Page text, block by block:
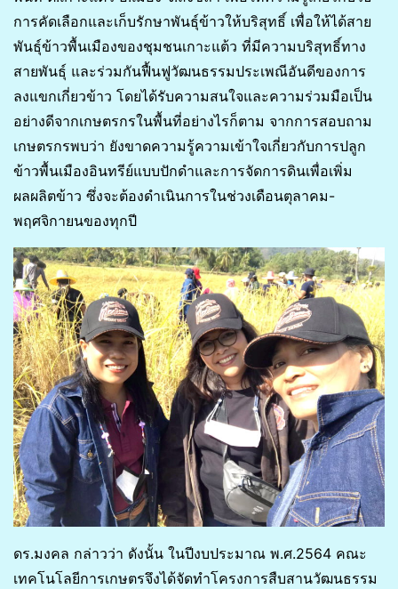
การคัดเลือกและเก็บรักษาพันธุ์ข้าวให้บริสุทธิ์ เพื่อให้ได้สาย
พันธุ์ข้าวพื้นเมืองของชุมชนเกาะแต้ว ที่มีความบริสุทธิ์ทาง
สายพันธุ์ และร่วมกันฟื้นฟูวัฒนธรรมประเพณีอันดีของการ
ลงแขกเกี่ยวข้าว โดยได้รับความสนใจและความร่วมมือเป็น
อย่างดีจากเกษตรกรในพื้นที่อย่างไรก็ตาม จากการสอบถาม
เกษตรกรพบว่า ยังขาดความรู้ความเข้าใจเกี่ยวกับการปลูก
ข้าวพื้นเมืองอินทรีย์แบบปักดำและการจัดการดินเพื่อเพิ่ม
ผลผลิตข้าว ซึ่งจะต้องดำเนินการในช่วงเดือนตุลาคม-
พฤศจิกายนของทุกปี
ดร.มงคล กล่าวว่า ดังนั้น ในปีงบประมาณ พ.ศ.2564 คณะ
เทคโนโลยีการเกษตรจึงได้จัดทำโครงการสืบสานวัฒนธรรม